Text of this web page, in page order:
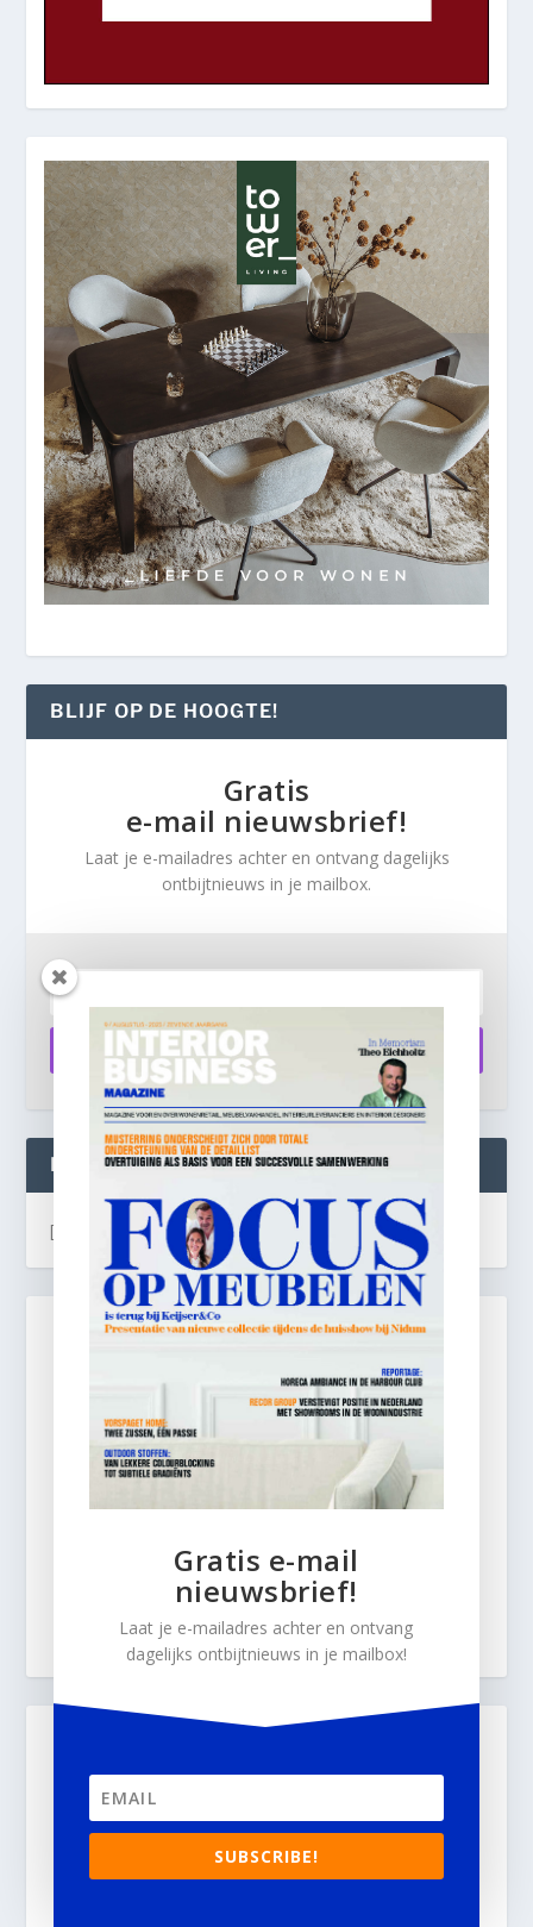
BLIJF OP DE HOOGTE!
Gratis
e-mail nieuwsbrief!
Laat je e-mailadres achter en ontvang dagelijks
ontbijtnieuws in je mailbox.
Aanmelden
INTERIOR BUSINESS LIVE:
[instagram-feed]
Gratis e-mail
nieuwsbrief!
Laat je e-mailadres achter en ontvang
dagelijks ontbijtnieuws in je mailbox!
SUBSCRIBE!